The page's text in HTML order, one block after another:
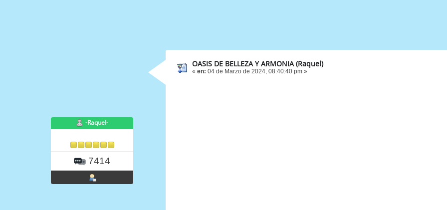
-Raquel-
7414
OASIS DE BELLEZA Y ARMONIA (Raquel)
« en: 04 de Marzo de 2024, 08:40:40 pm »